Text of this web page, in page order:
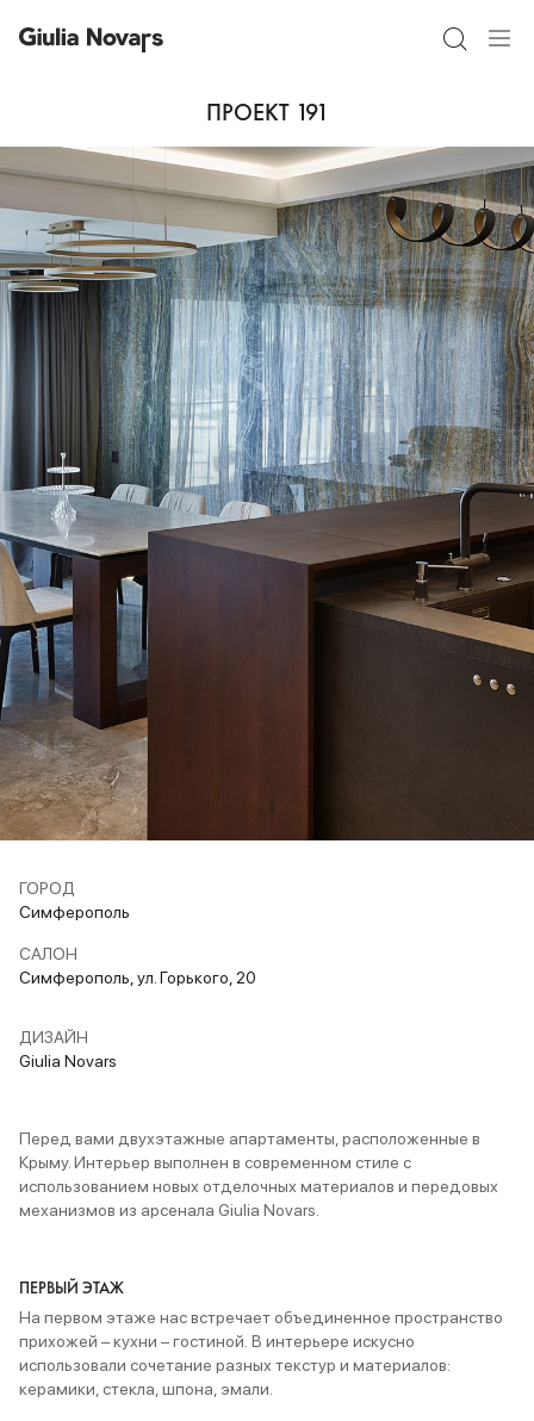
ПРОЕКТ 191
ГОРОД
Симферополь
САЛОН
Симферополь, ул. Горького, 20
ДИЗАЙН
Giulia Novars
Перед вами двухэтажные апартаменты, расположенные в
Крыму. Интерьер выполнен в современном стиле с
использованием новых отделочных материалов и передовых
механизмов из арсенала Giulia Novars.
ПЕРВЫЙ ЭТАЖ
На первом этаже нас встречает объединенное пространство
прихожей – кухни – гостиной. В интерьере искусно
использовали сочетание разных текстур и материалов:
керамики, стекла, шпона, эмали.